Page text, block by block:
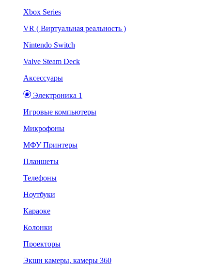
Xbox Series
VR ( Виртуальная реальность )
Nintendo Switch
Valve Steam Deck
Аксессуары
Электроника 1
Игровые компьютеры
Микрофоны
МФУ Принтеры
Планшеты
Телефоны
Ноутбуки
Караоке
Колонки
Проекторы
Экшн камеры, камеры 360